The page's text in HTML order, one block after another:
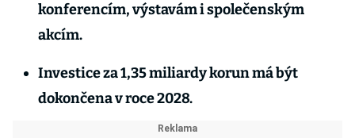
konferencím, výstavám i společenským
akcím.
Investice za 1,35 miliardy korun má být
dokončena v roce 2028.